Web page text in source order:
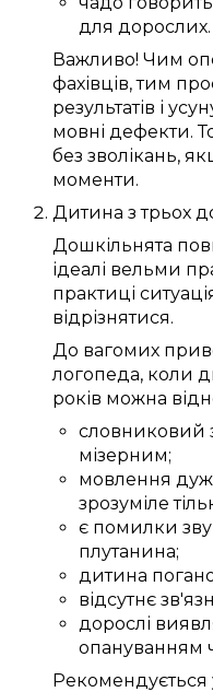
для дорослих.
Важливо! Чим
фахівців, тим
результатів і
мовні дефекти.
без зволікань,
моменти.
Дитина з трьох
Дошкільнята
ідеалі вельми
практиці
відрізнятися.
До вагомих
логопеда, коли
років можна
словниковий
мізерним;
мовлення
зрозуміле
є помилки
плутанина;
дитина
відсутнє
дорослі
опануванням
Рекомендується